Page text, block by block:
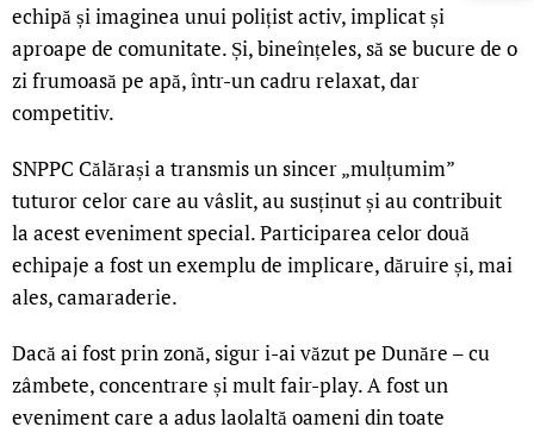
echipă și imaginea unui polițist activ, implicat și
aproape de comunitate. Și, bineînțeles, să se bucure de o
zi frumoasă pe apă, într-un cadru relaxat, dar
competitiv.
SNPPC Călărași a transmis un sincer „mulțumim”
tuturor celor care au vâslit, au susținut și au contribuit
la acest eveniment special. Participarea celor două
echipaje a fost un exemplu de implicare, dăruire și, mai
ales, camaraderie.
Dacă ai fost prin zonă, sigur i-ai văzut pe Dunăre – cu
zâmbete, concentrare și mult fair-play. A fost un
eveniment care a adus laolaltă oameni din toate